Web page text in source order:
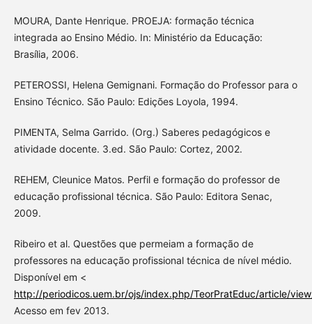
MOURA, Dante Henrique. PROEJA: formação técnica
integrada ao Ensino Médio. In: Ministério da Educação:
Brasília, 2006.
PETEROSSI, Helena Gemignani. Formação do Professor para o
Ensino Técnico. São Paulo: Edições Loyola, 1994.
PIMENTA, Selma Garrido. (Org.) Saberes pedagógicos e
atividade docente. 3.ed. São Paulo: Cortez, 2002.
REHEM, Cleunice Matos. Perfil e formação do professor de
educação profissional técnica. São Paulo: Editora Senac,
2009.
Ribeiro et al. Questões que permeiam a formação de
professores na educação profissional técnica de nível médio.
Disponível em <
http://periodicos.uem.br/ojs/index.php/TeorPratEduc/article/
Acesso em fev 2013.